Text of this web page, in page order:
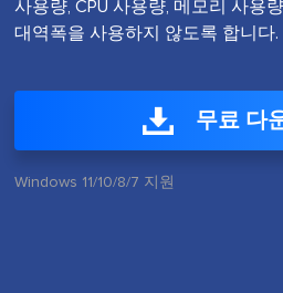
사용량, CPU 사용량, 메모리 사용
대역폭을 사용하지 않도록 합니다.
무료 다
Windows 11/10/8/7 지원